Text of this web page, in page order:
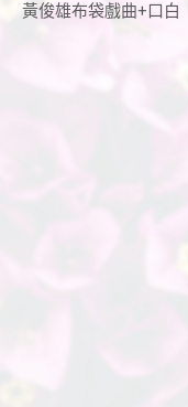
黃俊雄布袋戲曲+口白